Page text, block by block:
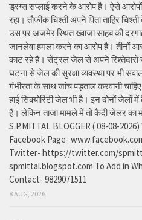
ड्रग्स सप्लाई करने के आरोप है। ऐसे आरोपों
रहा। तौफीक चिश्ती अपने पिता ताहिर
उस पर अजमेर स्थित ख्वाजा साहब की
जानलेवा हमला करने का आरोप है। तीनों
काट रहे हैं। सेंट्रल जेल से अपने रिश्तेदारों
घटना से जेल की सुरक्षा व्यवस्था पर भी
गंभीरता के साथ जांच पड़ताल करवानी
हाई सिक्योरिटी जेल भी है। इन दोनों जेलों
है। लेकिन ताजा मामले में तो कैदी जेलर का
S.P.MITTAL BLOGGER ( 08-08-
Facebook Page-
Twitter- https://twitter.com/
spmittal.blogspot.com To Add in
Contact- 9829071511
8 AUG, 2026